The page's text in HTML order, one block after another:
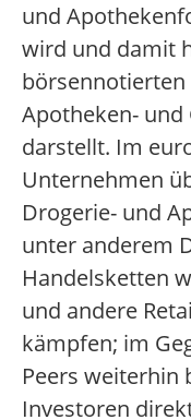
und
wird und damit
börsennotierten
Apotheken-
darstellt. Im
Unternehmen
Drogerie- und
unter anderem
Handelsketten
und andere
kämpfen; im
Peers
Investoren